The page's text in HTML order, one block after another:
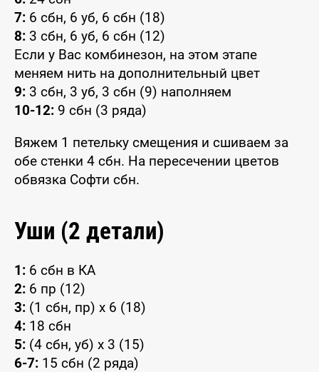
7: 6 сбн, 6 уб, 6 сбн (18)
8: 3 сбн, 6 уб, 6 сбн (12)
Если у Вас комбинезон, на этом этапе
меняем нить на дополнительный цвет
9: 3 сбн, 3 уб, 3 сбн (9) наполняем
10-12: 9 сбн (3 ряда)
Вяжем 1 петельку смещения и сшиваем за
обе стенки 4 сбн. На пересечении цветов
обвязка Софти сбн.
Уши (2 детали)
1: 6 сбн в КА
2: 6 пр (12)
3: (1 сбн, пр) x 6 (18)
4: 18 сбн
5: (4 сбн, уб) x 3 (15)
6-7: 15 сбн (2 ряда)